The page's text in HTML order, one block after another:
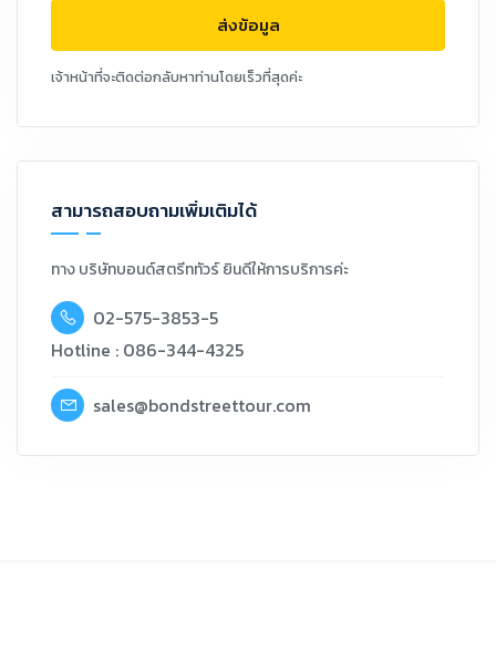
ส่งข้อมูล
เจ้าหน้าที่จะติดต่อกลับหาท่านโดยเร็วที่สุดค่ะ
สามารถสอบถามเพิ่มเติมได้
ทาง บริษัทบอนด์สตรีททัวร์ ยินดีให้การบริการค่ะ
02-575-3853-5
Hotline : 086-344-4325
sales@bondstreettour.com